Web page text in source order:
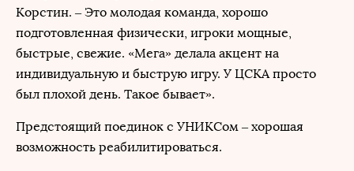
Корстин. – Это молодая команда, хорошо
подготовленная физически, игроки мощные,
быстрые, свежие. «Мега» делала акцент на
индивидуальную и быструю игру. У ЦСКА просто
был плохой день. Такое бывает».
Предстоящий поединок с УНИКСом – хорошая
возможность реабилитироваться.